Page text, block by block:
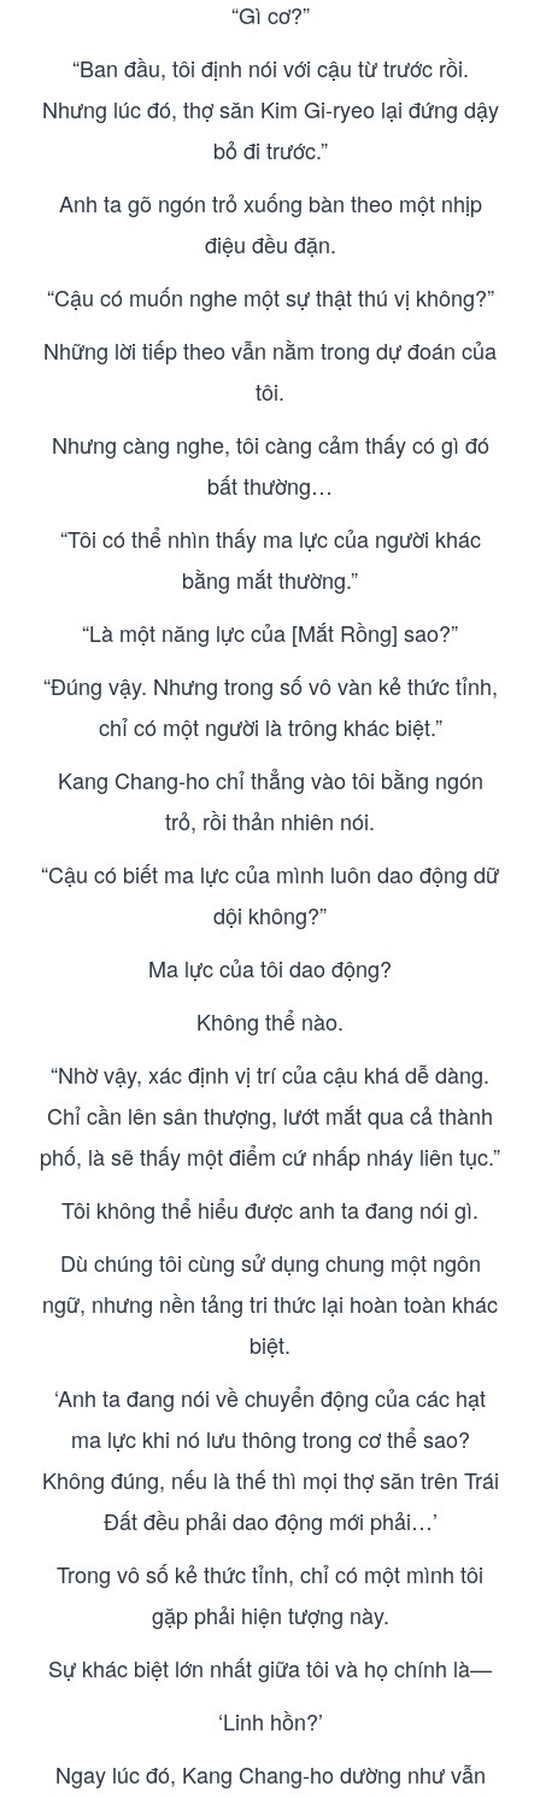
“Gì cơ?”
“Ban đầu, tôi định nói với cậu từ trước rồi.
Nhưng lúc đó, thợ săn Kim Gi-ryeo lại đứng dậy
bỏ đi trước.”
Anh ta gõ ngón trỏ xuống bàn theo một nhịp
điệu đều đặn.
“Cậu có muốn nghe một sự thật thú vị không?”
Những lời tiếp theo vẫn nằm trong dự đoán của
tôi.
Nhưng càng nghe, tôi càng cảm thấy có gì đó
bất thường…
“Tôi có thể nhìn thấy ma lực của người khác
bằng mắt thường.”
“Là một năng lực của [Mắt Rồng] sao?”
“Đúng vậy. Nhưng trong số vô vàn kẻ thức tỉnh,
chỉ có một người là trông khác biệt.”
Kang Chang-ho chỉ thẳng vào tôi bằng ngón
trỏ, rồi thản nhiên nói.
“Cậu có biết ma lực của mình luôn dao động dữ
dội không?”
Ma lực của tôi dao động?
Không thể nào.
“Nhờ vậy, xác định vị trí của cậu khá dễ dàng.
Chỉ cần lên sân thượng, lướt mắt qua cả thành
phố, là sẽ thấy một điểm cứ nhấp nháy liên tục.”
Tôi không thể hiểu được anh ta đang nói gì.
Dù chúng tôi cùng sử dụng chung một ngôn
ngữ, nhưng nền tảng tri thức lại hoàn toàn khác
biệt.
‘Anh ta đang nói về chuyển động của các hạt
ma lực khi nó lưu thông trong cơ thể sao?
Không đúng, nếu là thế thì mọi thợ săn trên Trái
Đất đều phải dao động mới phải…’
Trong vô số kẻ thức tỉnh, chỉ có một mình tôi
gặp phải hiện tượng này.
Sự khác biệt lớn nhất giữa tôi và họ chính là—
‘Linh hồn?’
Ngay lúc đó, Kang Chang-ho dường như vẫn